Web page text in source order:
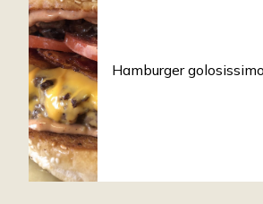
Hamburger golosissimo